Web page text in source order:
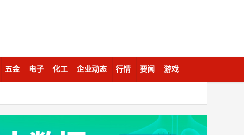
五金 电子 化工 企业动态 行情 要闻 游戏